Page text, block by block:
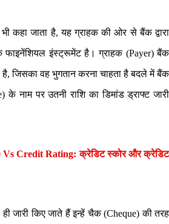
कहा जाता है, यह ग्राहक की ओर से बैंक द्वारा
फाइनेंशियल इंस्ट्रूमेंट है। ग्राहक (Payer) बैंक
है, जिसका वह भुगतान करना चाहता है बदले में बैंक
के नाम पर उतनी राशि का डिमांड ड्राफ्ट जारी
Vs Credit Rating: क्रेडिट स्कोर और क्रेडिट
ही जारी किए जाते हैं इन्हें चैक (Cheque) की तरह